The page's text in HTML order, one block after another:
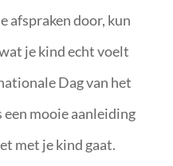
afspraken door, kun
je kind echt voelt
Dag van het
een mooie aanleiding
met je kind gaat.